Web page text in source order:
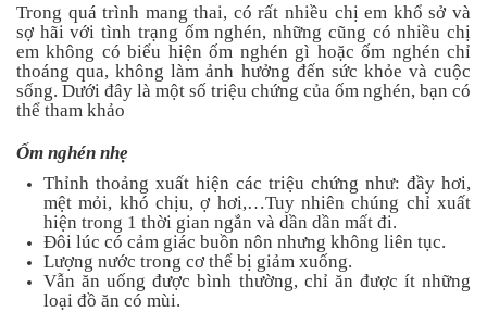
Trong quá trình mang thai, có rất nhiều chị em khổ sở và
sợ hãi với tình trạng ốm nghén, những cũng có nhiều chị
em không có biểu hiện ốm nghén gì hoặc ốm nghén chỉ
thoáng qua, không làm ảnh hưởng đến sức khỏe và cuộc
sống. Dưới đây là một số triệu chứng của ốm nghén, bạn có
thể tham khảo
Ốm nghén nhẹ
Thỉnh thoảng xuất hiện các triệu chứng như: đầy hơi,
mệt mỏi, khó chịu, ợ hơi,…Tuy nhiên chúng chỉ xuất
hiện trong 1 thời gian ngắn và dần dần mất đi.
Đôi lúc có cảm giác buồn nôn nhưng không liên tục.
Lượng nước trong cơ thể bị giảm xuống.
Vẫn ăn uống được bình thường, chỉ ăn được ít những
loại đồ ăn có mùi.